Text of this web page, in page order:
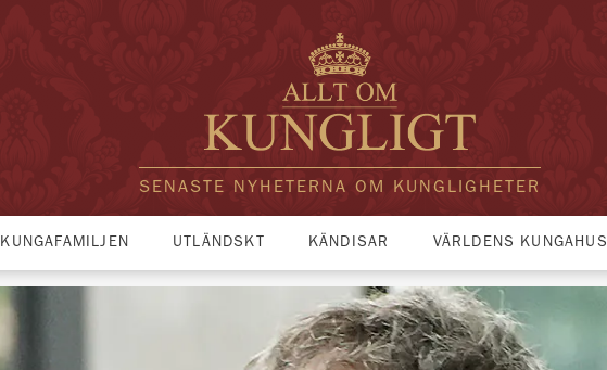
SENASTE NYHETERNA OM KUNGLIGHETER
KUNGAFAMILJEN UTLÄNDSKT KÄNDISAR VÄRLDENS KUNGAHUS